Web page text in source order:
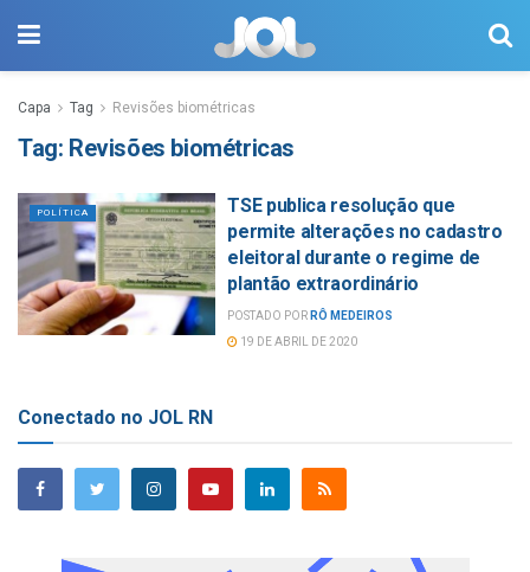
Capa Tag Revisões biométricas
Tag: Revisões biométricas
POLÍTICA
TSE publica resolução que
permite alterações no cadastro
eleitoral durante o regime de
plantão extraordinário
POSTADO POR RÔ MEDEIROS
19 DE ABRIL DE 2020
Conectado no JOL RN